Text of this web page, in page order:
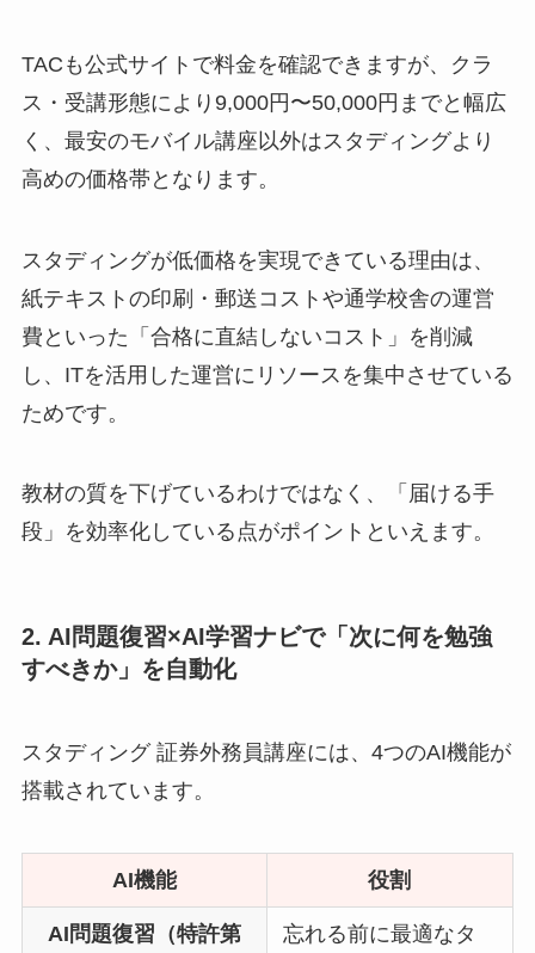
TACも公式サイトで料金を確認できますが、クラ
ス・受講形態により9,000円〜50,000円までと幅広
く、最安のモバイル講座以外はスタディングより
高めの価格帯となります。
スタディングが低価格を実現できている理由は、
紙テキストの印刷・郵送コストや通学校舎の運営
費といった「合格に直結しないコスト」を削減
し、ITを活用した運営にリソースを集中させている
ためです。
教材の質を下げているわけではなく、「届ける手
段」を効率化している点がポイントといえます。
2. AI問題復習×AI学習ナビで「次に何を勉強
すべきか」を自動化
スタディング 証券外務員講座には、4つのAI機能が
搭載されています。
AI機能 役割
AI問題復習（特許第
忘れる前に最適なタ